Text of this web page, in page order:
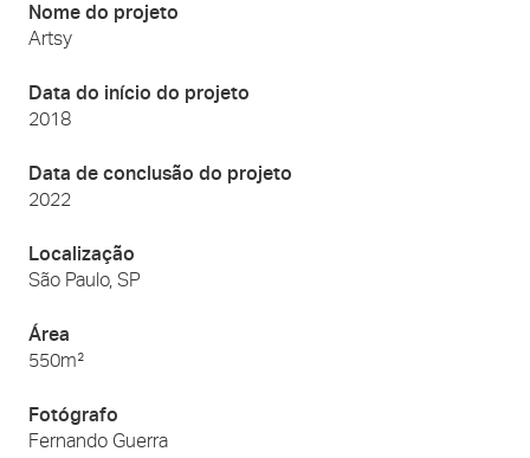
Nome do projeto
Artsy
Data do início do projeto
2018
Data de conclusão do projeto
2022
Localização
São Paulo, SP
Área
550m²
Fotógrafo
Fernando Guerra